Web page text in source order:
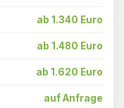
ab 1.340 Euro
ab 1.480 Euro
ab 1.620 Euro
auf Anfrage